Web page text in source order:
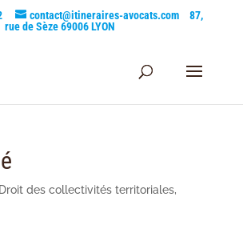
contact@itineraires-avocats.com
87,
rue de Sèze 69006 LYON
Droit des collectivités territoriales,